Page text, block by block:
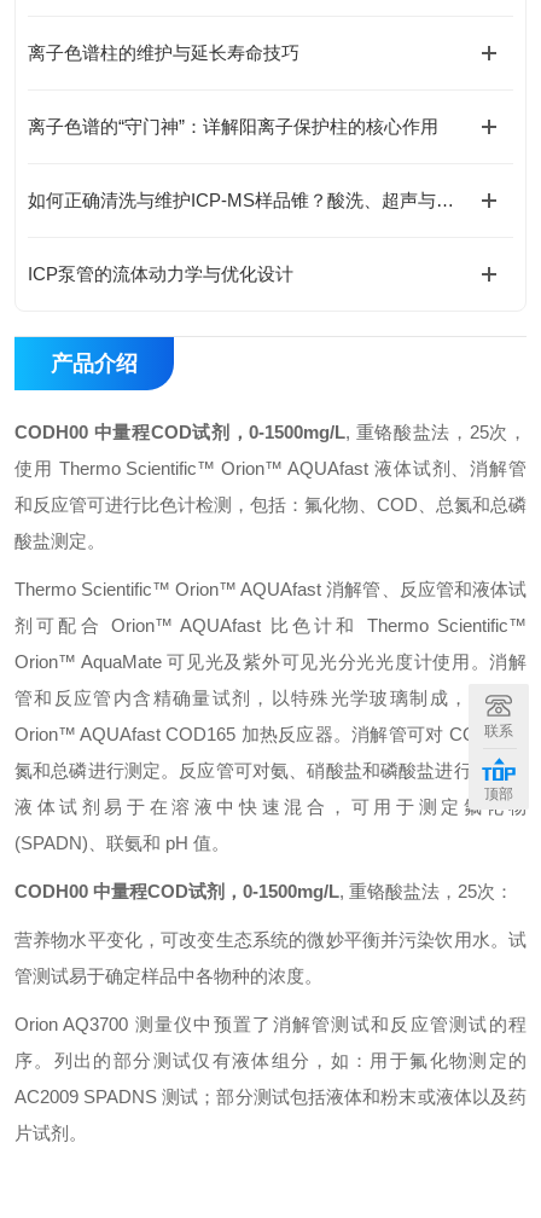
离子色谱柱的维护与延长寿命技巧
离子色谱的“守门神”：详解阳离子保护柱的核心作用
如何正确清洗与维护ICP-MS样品锥？酸洗、超声与专业清洗流程
ICP泵管的流体动力学与优化设计
产品介绍
CODH00 中量程COD试剂，0-1500mg/L, 重铬酸盐法，25次，
使用 Thermo Scientific™ Orion™ AQUAfast 液体试剂、消解管
和反应管可进行比色计检测，包括：氟化物、COD、总氮和总磷
酸盐测定。‍
Thermo Scientific™ Orion™ AQUAfast 消解管、反应管和液体试
剂可配合 Orion™ AQUAfast 比色计和 Thermo Scientific™
Orion™ AquaMate 可见光及紫外可见光分光光度计使用。消解
管和反应管内含精确量试剂，以特殊光学玻璃制成，适用于
Orion™ AQUAfast COD165 加热反应器。消解管可对 COD、总
氮和总磷进行测定。反应管可对氨、硝酸盐和磷酸盐进行测定。
液体试剂易于在溶液中快速混合，可用于测定氟化物
(SPADN)、联氨和 pH 值。
CODH00 中量程COD试剂，0-1500mg/L, 重铬酸盐法，25次：
营养物水平变化，可改变生态系统的微妙平衡并污染饮用水。试
管测试易于确定样品中各物种的浓度。
Orion AQ3700 测量仪中预置了消解管测试和反应管测试的程
序。列出的部分测试仅有液体组分，如：用于氟化物测定的
AC2009 SPADNS 测试；部分测试包括液体和粉末或液体以及药
片试剂。
联系
顶部